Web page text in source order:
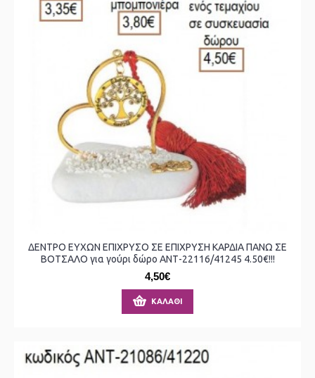
ΔΕΝΤΡΟ ΕΥΧΩΝ ΕΠΙΧΡΥΣΟ ΣΕ ΕΠΙΧΡΥΣΗ ΚΑΡΔΙΑ ΠΑΝΩ ΣΕ
ΒΟΤΣΑΛΟ για γούρι δώρο ΑΝΤ-22116/41245 4.50€!!!
4,50€
ΚΑΛΆΘΙ